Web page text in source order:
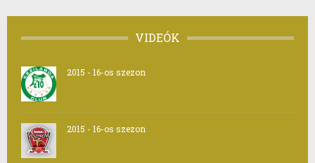
VIDEÓK
2015 - 16-os szezon
2015 - 16-os szezon